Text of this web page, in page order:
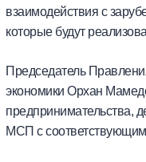
взаимодействия с
которые будут
Председатель
экономики Орхан
предпринимательства,
МСП с